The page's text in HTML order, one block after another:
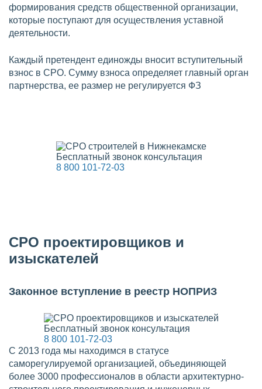
Бесплатный звонок консультация
8 800 101-72-03
формирования средств общественной организации,
которые поступают для осуществления уставной
деятельности.
Каждый претендент единожды вносит вступительный
взнос в СРО. Сумму взноса определяет главный орган
партнерства, ее размер не регулируется ФЗ
СРО проектировщиков и
изыскателей
Законное вступление в реестр НОПРИЗ
Бесплатный звонок консультация
8 800 101-72-03
С 2013 года мы находимся в статусе
саморегулируемой организацией, объединяющей
более 3000 профессионалов в области архитектурно-